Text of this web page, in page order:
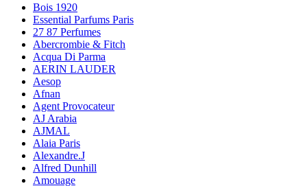
Bois 1920
Essential Parfums Paris
27 87 Perfumes
Abercrombie & Fitch
Acqua Di Parma
AERIN LAUDER
Aesop
Afnan
Agent Provocateur
AJ Arabia
AJMAL
Alaia Paris
Alexandre.J
Alfred Dunhill
Amouage